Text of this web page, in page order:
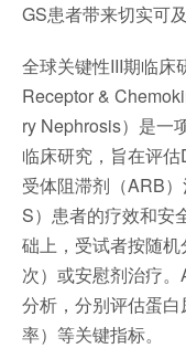
GS患者带来切实可
全球关键性III期临床
Receptor &
ry Nephrosis）是一
临床研究，旨在评
受体阻滞剂（ARB
S）患者的疗效和安
础上，受试者按随
次）或安慰剂治疗
分析，分别评估蛋
率）等关键指标。